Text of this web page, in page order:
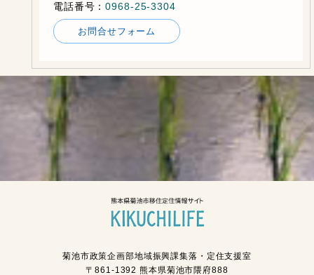
電話番号：0968-25-3304
お問合せフォーム
菊池市政策企画部地域振興課集落・定住支援室
〒861-1392 熊本県菊池市隈府888